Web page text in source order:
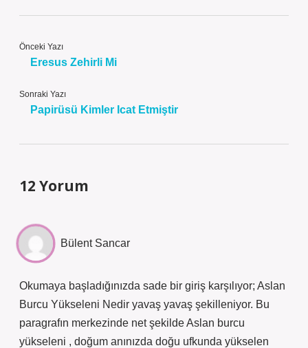
Önceki Yazı
Eresus Zehirli Mi
Sonraki Yazı
Papirüsü Kimler Icat Etmiştir
12 Yorum
Bülent Sancar
Okumaya başladığınızda sade bir giriş karşılıyor; Aslan
Burcu Yükseleni Nedir yavaş yavaş şekilleniyor. Bu
paragrafın merkezinde net şekilde Aslan burcu
yükseleni , doğum anınızda doğu ufkunda yükselen